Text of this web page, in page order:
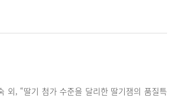
외, “딸기 첨가 수준을 달리한 딸기잼의 품질특